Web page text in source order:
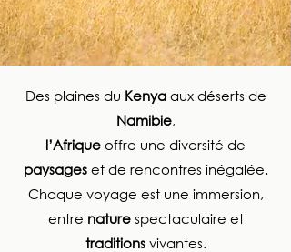
Des plaines du Kenya aux déserts de
Namibie,
l’Afrique offre une diversité de
paysages et de rencontres inégalée.
Chaque voyage est une immersion,
entre nature spectaculaire et
traditions vivantes.